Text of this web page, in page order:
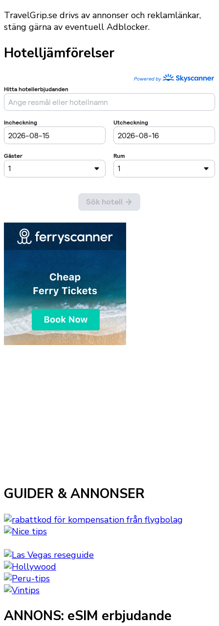
TravelGrip.se drivs av annonser och reklamlänkar,
stäng gärna av eventuell Adblocker.
Hotelljämförelser
GUIDER & ANNONSER
ANNONS: eSIM erbjudande